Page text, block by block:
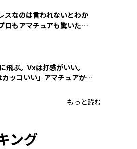
スなのは言われないとわか
ロもアマチュアも驚いた
飛ぶ。Vxは打感がいい。
カッコいい」アマチュアが選
もっと読む
ング